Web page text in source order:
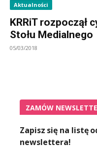
Aktualności
KRRiT rozpoczął
Stołu Medialnego
05/03/2018
ZAMÓW
Zapisz się na listę
newslettera!